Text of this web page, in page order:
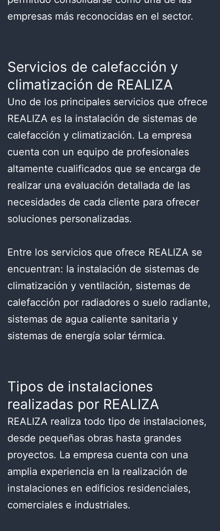
empresas más reconocidas en el sector.
Servicios de calefacción y
climatización de REALIZA
Uno de los principales servicios que ofrece
REALIZA es la instalación de sistemas de
calefacción y climatización. La empresa
cuenta con un equipo de profesionales
altamente cualificados que se encarga de
realizar una evaluación detallada de las
necesidades de cada cliente para ofrecer
soluciones personalizadas.
Entre los servicios que ofrece REALIZA se
encuentran: la instalación de sistemas de
climatización y ventilación, sistemas de
calefacción por radiadores o suelo radiante,
sistemas de agua caliente sanitaria y
sistemas de energía solar térmica.
Tipos de instalaciones
realizadas por REALIZA
REALIZA realiza todo tipo de instalaciones,
desde pequeñas obras hasta grandes
proyectos. La empresa cuenta con una
amplia experiencia en la realización de
instalaciones en edificios residenciales,
comerciales e industriales.